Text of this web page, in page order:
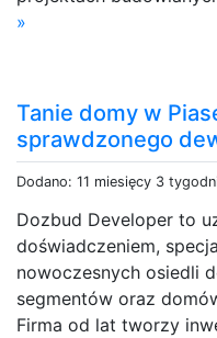
»
Tanie domy w
sprawdzonego
Dodano: 11 miesięcy 3
Dozbud Developer to
doświadczeniem,
nowoczesnych osiedli
segmentów oraz
Firma od lat tworzy